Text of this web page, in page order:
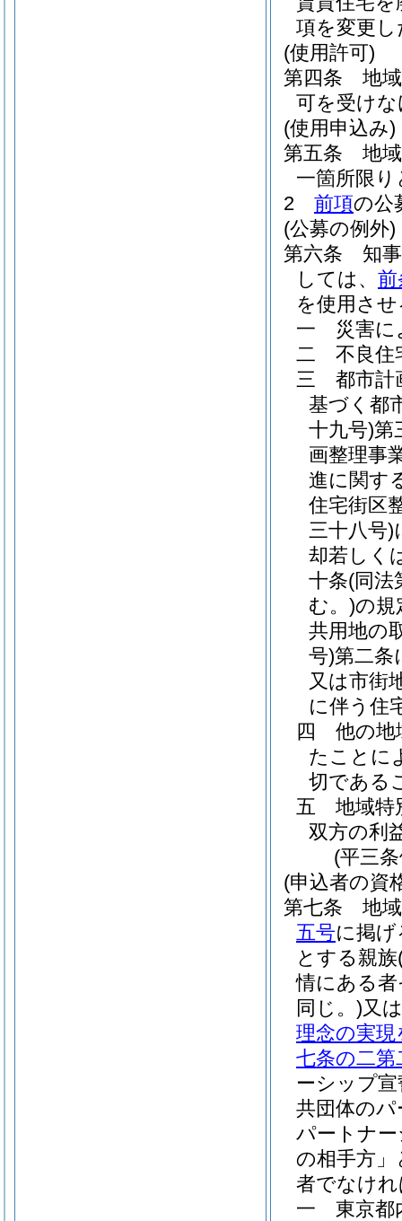
項を変更
(使用許可)
第四条
地
可を受け
(使用申込み)
第五条
地
一箇所限
2
前項の公
(公募の例外)
第六条
知
しては、 前
を使用さ
一
災害
二
不良住
三
都市計
基づく都
十九号)第
画整理事
進に関す
住宅街区
三十八号)
却若しく
十条(同法
む。)の規
共用地の
号)第二条
又は市街
に伴う住
四
他の地
たことに
切である
五
地域特
双方の利
(平三
(申込者の資
第七条
地
五号に掲
とする親族
情にある
同じ。)又は
理念の実
七条の二第
ーシップ
共団体の
パートナ
の相手方
者でなけ
一
東京都